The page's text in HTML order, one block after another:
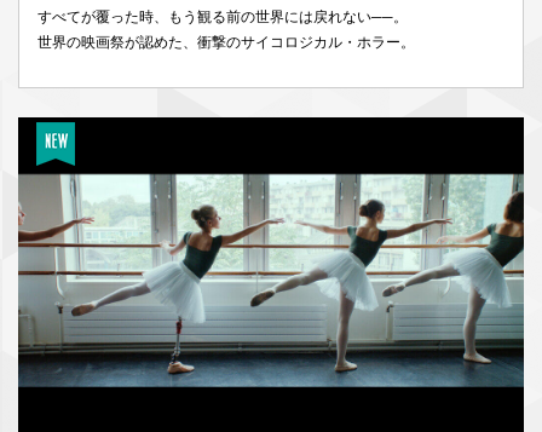
すべてが覆った時、もう観る前の世界には戻れない──。
世界の映画祭が認めた、衝撃のサイコロジカル・ホラー。